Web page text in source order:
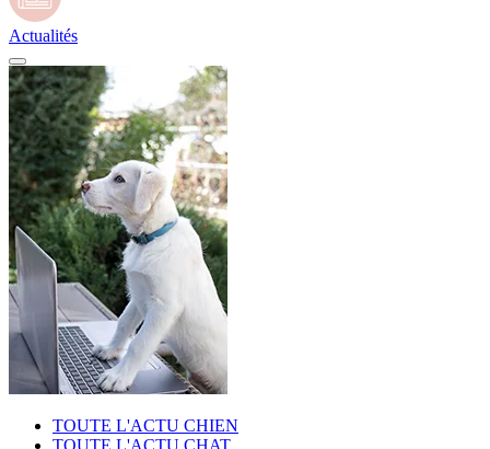
Actualités
TOUTE L'ACTU CHIEN
TOUTE L'ACTU CHAT